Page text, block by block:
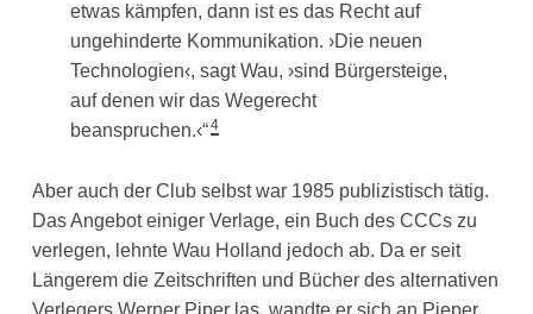
etwas kämpfen, dann ist es das Recht auf
ungehinderte Kommunikation. ›Die neuen
Technologien‹, sagt Wau, ›sind Bürgersteige,
auf denen wir das Wegerecht
beanspruchen.‹“4
Aber auch der Club selbst war 1985 publizistisch tätig.
Das Angebot einiger Verlage, ein Buch des CCCs zu
verlegen, lehnte Wau Holland jedoch ab. Da er seit
Längerem die Zeitschriften und Bücher des alternativen
Verlegers Werner Piper las, wandte er sich an Pieper,